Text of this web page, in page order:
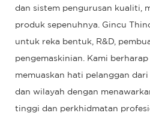
dan sistem pengurusan kualiti,
produk sepenuhnya. Gincu
untuk reka bentuk, R&D,
pengemaskinian. Kami
memuaskan hati pelanggan
dan wilayah dengan
tinggi dan perkhidmatan